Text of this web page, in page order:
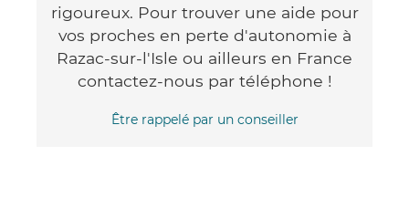
rigoureux. Pour trouver une aide pour
vos proches en perte d'autonomie à
Razac-sur-l'Isle ou ailleurs en France
contactez-nous par téléphone !
Être rappelé par un conseiller